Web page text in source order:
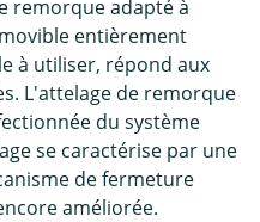
remorque adapté à
entièrement
à utiliser, répond aux
L'attelage de remorque
du système
se caractérise par une
de fermeture
améliorée.